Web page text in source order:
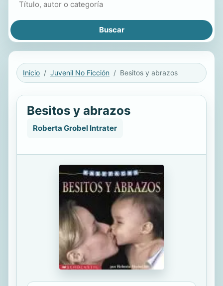
Inicio Juvenil No Ficción Besitos y abrazos
Besitos y abrazos
Roberta Grobel Intrater